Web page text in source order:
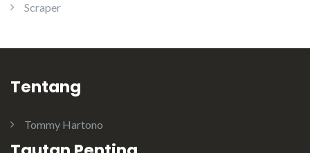
Scraper
Tentang
Tommy Hartono